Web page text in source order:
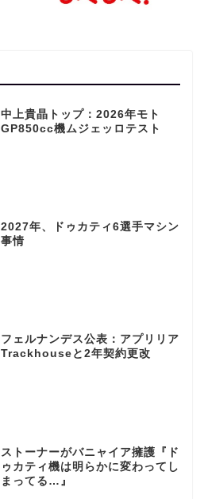
中上貴晶トップ：2026年モト
GP850cc機ムジェッロテスト
2027年、ドゥカティ6選手マシン
事情
フェルナンデス公表：アプリリア
Trackhouseと2年契約更改
ストーナーがバニャイア擁護『ド
ゥカティ機は明らかに変わってし
まってる…』